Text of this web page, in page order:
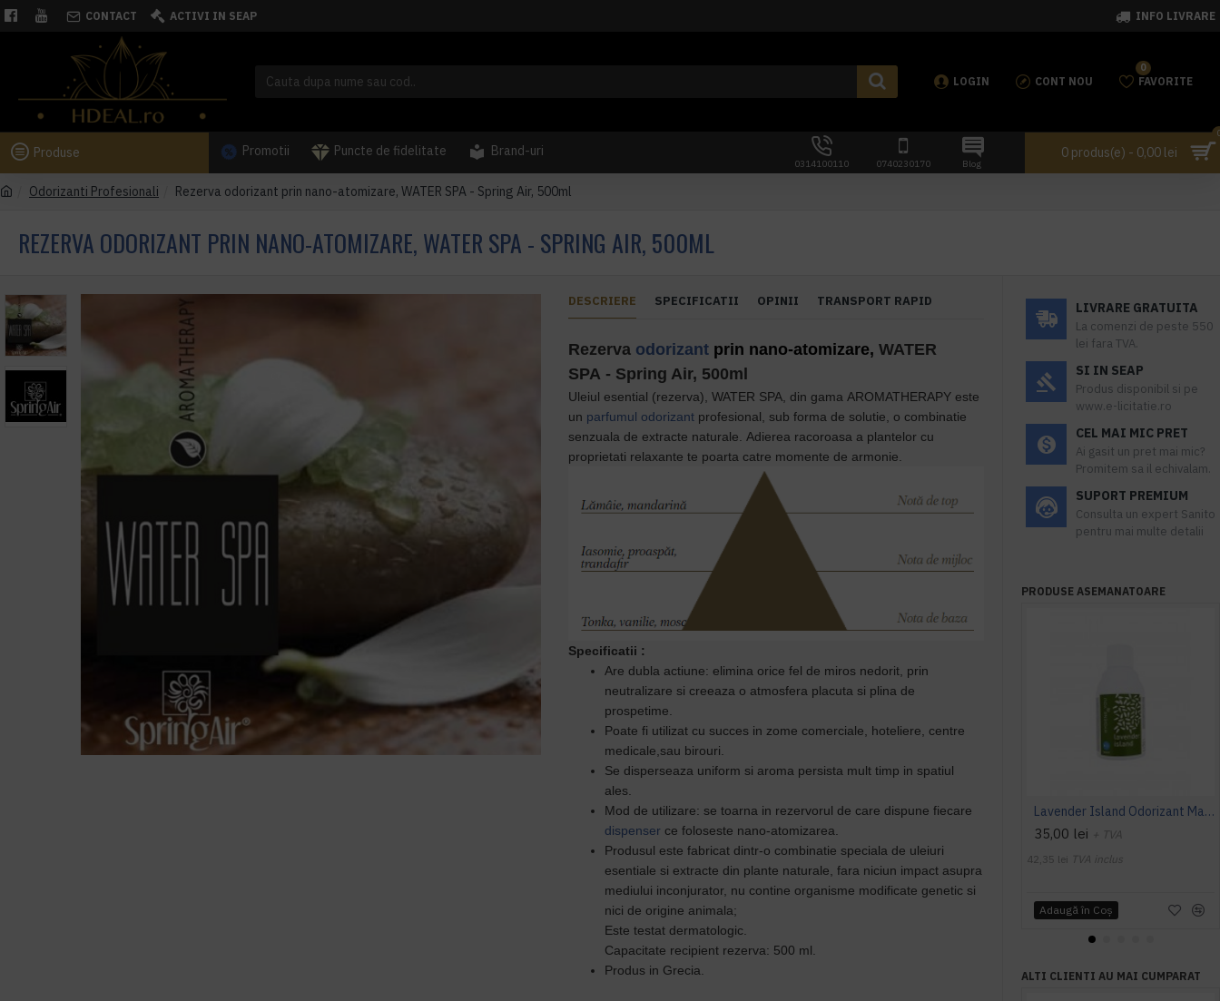
CONTACT ACTIVI IN SEAP INFO LIVRARE
LOGIN CONT NOU FAVORITE
0
Produse Promotii Puncte de fidelitate Brand-uri
0314100110 0740230170 Blog
0 produs(e) - 0,00 lei
Odorizanti Profesionali Rezerva odorizant prin nano-atomizare, WATER SPA - Spring Air, 500ml
REZERVA ODORIZANT PRIN NANO-ATOMIZARE, WATER SPA - SPRING AIR, 500ML
DESCRIERE SPECIFICATII OPINII TRANSPORT RAPID
Rezerva odorizant prin nano-atomizare,WATER
SPA - Spring Air, 500ml
Uleiul esential (rezerva),WATER SPA din gama AROMATHERAPY este
un parfumul odorizant profesional, sub forma de solutie, o combinatie
senzuala de extracte naturale. Adierea racoroasa a plantelor cu
proprietati relaxante te poarta catre momente de armonie.
Specificatii :
Are dubla actiune: elimina orice fel de miros nedorit, prin
neutralizare si creeaza o atmosfera placuta si plina de
prospetime.
Poate fi utilizat cu succes in zome comerciale, hoteliere, centre
medicale,sau birouri.
Se disperseaza uniform si aroma persista mult timp in spatiul
ales.
Mod de utilizare: se toarna in rezervorul de care dispune fiecare
dispenser ce foloseste nano-atomizarea.
Produsul estefabricat dintr-o combinatie speciala de uleiuri
esentiale si extracte din plante naturale, fara niciun impact asupra
mediului inconjurator, nu contine organisme modificate genetic si
nici de origine animala;
Este testat dermatologic.
Capacitate recipient rezerva: 500 ml.
Produs in Grecia.
LIVRARE GRATUITA
La comenzi de peste 550
lei fara TVA.
SI IN SEAP
Produs disponibil si pe
www.e-licitatie.ro
CEL MAI MIC PRET
Ai gasit un pret mai mic?
Promitem sa il echivalam.
SUPORT PREMIUM
Consulta un expert Sanito
pentru mai multe detalii
PRODUSE ASEMANATOARE
Lavender Island Odorizant Maxi 243ml Hygiene4You
35,00 lei + TVA
42,35 lei TVA inclus
Adaugă în Coş
ALTI CLIENTI AU MAI CUMPARAT